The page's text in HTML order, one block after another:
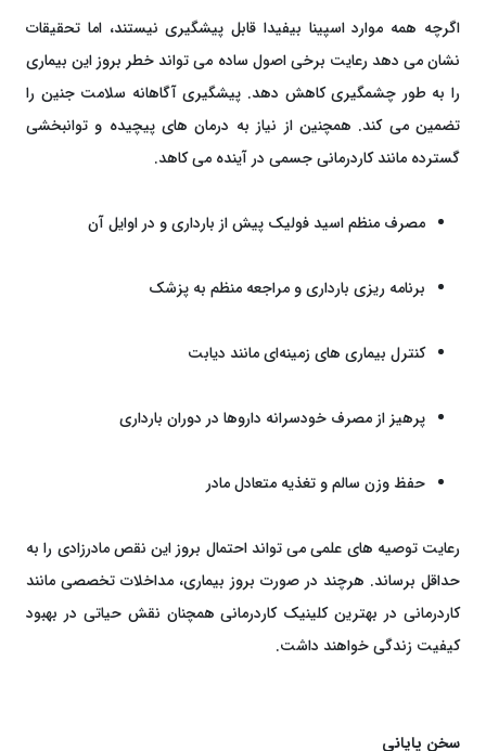
اگرچه همه موارد اسپینا بیفیدا قابل پیشگیری نیستند، اما تحقیقات
نشان می ‌دهد رعایت برخی اصول ساده می ‌تواند خطر بروز این بیماری
را به ‌طور چشمگیری کاهش دهد. پیشگیری آگاهانه سلامت جنین را
تضمین می ‌کند. همچنین از نیاز به درمان‌ های پیچیده و توانبخشی
گسترده مانند کاردرمانی جسمی در آینده می‌ کاهد.
مصرف منظم اسید فولیک پیش از بارداری و در اوایل آن
برنامه ‌ریزی بارداری و مراجعه منظم به پزشک
کنترل بیماری‌ های زمینه‌ای مانند دیابت
پرهیز از مصرف خودسرانه داروها در دوران بارداری
حفظ وزن سالم و تغذیه متعادل مادر
رعایت توصیه ‌های علمی می‌ تواند احتمال بروز این نقص مادرزادی را به
حداقل برساند. هرچند در صورت بروز بیماری، مداخلات تخصصی مانند
کاردرمانی در بهترین کلینیک کاردرمانی همچنان نقش حیاتی در بهبود
کیفیت زندگی خواهند داشت.
سخن پایانی